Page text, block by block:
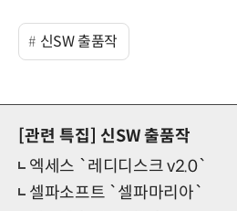
신SW 출품작
[관련 특집]
신SW 출품작
엑세스 `레디디스크 v2.0`
셀파소프트 `셀파마리아`